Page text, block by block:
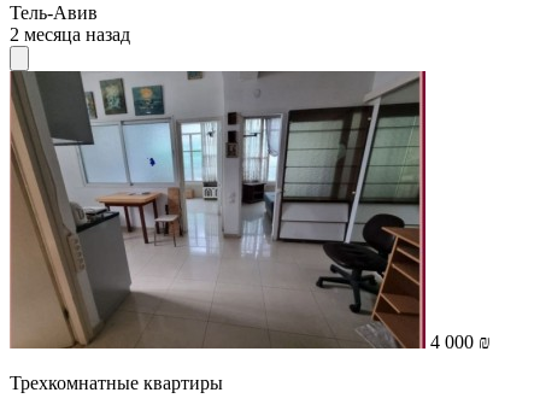
Тель-Авив
2 месяца назад
4 000 ₪
Трехкомнатные квартиры